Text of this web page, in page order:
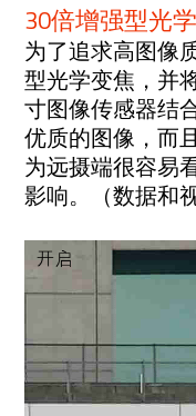
30倍增强型光
为了追求高图像
型光学变焦，并
寸图像传感器结
优质的图像，而
为远摄端很容易
影响。（数据和